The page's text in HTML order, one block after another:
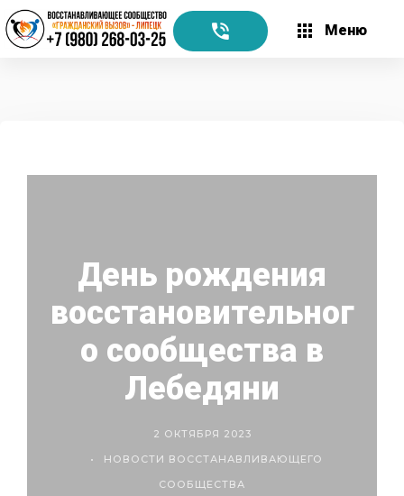
Меню
День рождения
восстановительног
о сообщества в
Лебедяни
2 ОКТЯБРЯ 2023
НОВОСТИ ВОССТАНАВЛИВАЮЩЕГО
СООБЩЕСТВА